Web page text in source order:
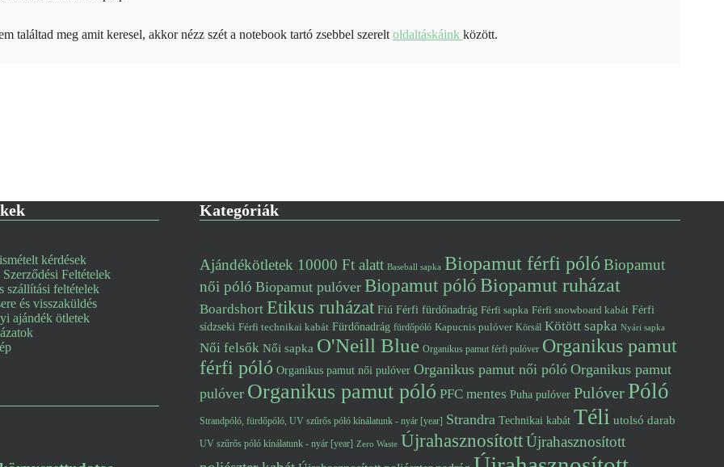
találtad meg amit keresel, akkor nézz szét a notebook tartó zsebbel szerelt oldaltáskáink között.
kérdések
Feltételek
szállítási feltételek
és visszaküldés
ajándék ötletek
Kategóriák
Ajándékötletek 10000 Ft alatt Baseball sapka Biopamut férfi póló Biopamut
női póló Biopamut pulóver Biopamut pólóBiopamut ruházat
Boardshort Etikus ruházat Fiú Férfi fürdőnadrág Férfi sapka Férfi snowboard kabát Férfi
sídzseki Férfi technikai kabát Fürdőnadrág fürdőpóló Kapucnis pulóver Körsál Kötött sapka Nyári sapka
Női felsők Női sapka O'Neill Blue Organikus pamut férfi pulóver Organikus pamut
férfi póló Organikus pamut női pulóver Organikus pamut női póló Organikus pamut
pulóver Organikus pamut póló PFC mentes Puha pulóver PulóverPóló
Strandpóló, fürdőpóló, UV szűrős póló kínálatunk - nyár [year] Strandra Technikai kabát Téli utolsó darab
UV szűrős póló kínálatunk - nyár [year] Zero Waste ÚjrahasznosítottÚjrahasznosított